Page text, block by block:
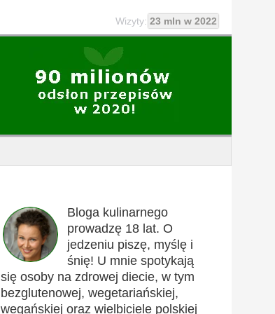
Wizyty: 23 mln w 2022
Bloga kulinarnego
prowadzę 18 lat. O
jedzeniu piszę, myślę i
śnię! U mnie spotykają
się osoby na zdrowej diecie, w tym
bezglutenowej, wegetariańskiej,
wegańskiej oraz wielbiciele polskiej